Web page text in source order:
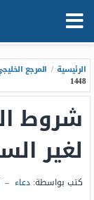
الرئيسية / المرجع
1448
شروط
لغير
كتب بواسطة: دعاء –